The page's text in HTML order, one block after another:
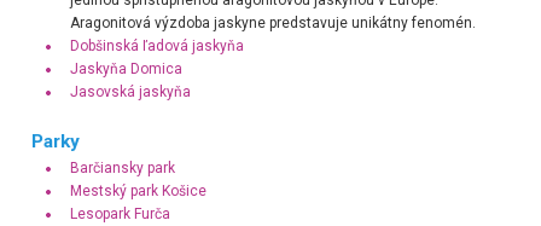
Aragonitová výzdoba jaskyne predstavuje unikátny fenomén.
Dobšinská ľadová jaskyňa
Jaskyňa Domica
Jasovská jaskyňa
Parky
Barčiansky park
Mestský park Košice
Lesopark Furča